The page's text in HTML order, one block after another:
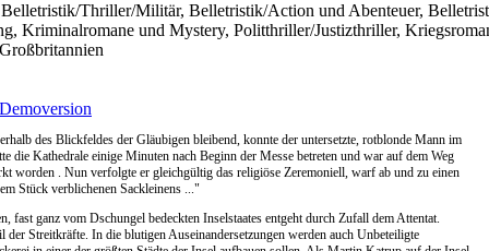
Thriller/Militär, Belletristik/Action und Abenteuer,
Kriminalromane und Mystery, Politthriller/Justizthriller,
Demoversion
des Blickfeldes der Gläubigen bleibend, konnte der untersetzte, rotblonde Mann im
Kathedrale einige Minuten nach Beginn der Messe betreten und war auf dem Weg
worden . Nun verfolgte er gleichgültig das religiöse Zeremoniell, warf ab und zu einen
Stück verblichenen Sackleinens ..."
ganz vom Dschungel bedeckten Inselstaates entgeht durch Zufall dem Attentat.
der Streitkräfte. In die blutigen Auseinandersetzungen werden auch Unbeteiligte